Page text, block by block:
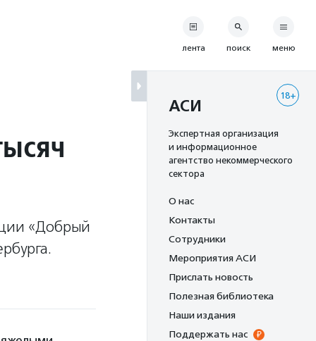
«Добрый
лента поиск меню
18+
АСИ
Экспертная организация
и информационное
агентство некоммерческого
сектора
О нас
Контакты
Сотрудники
Мероприятия АСИ
Прислать новость
Полезная библиотека
Наши издания
Поддержать нас